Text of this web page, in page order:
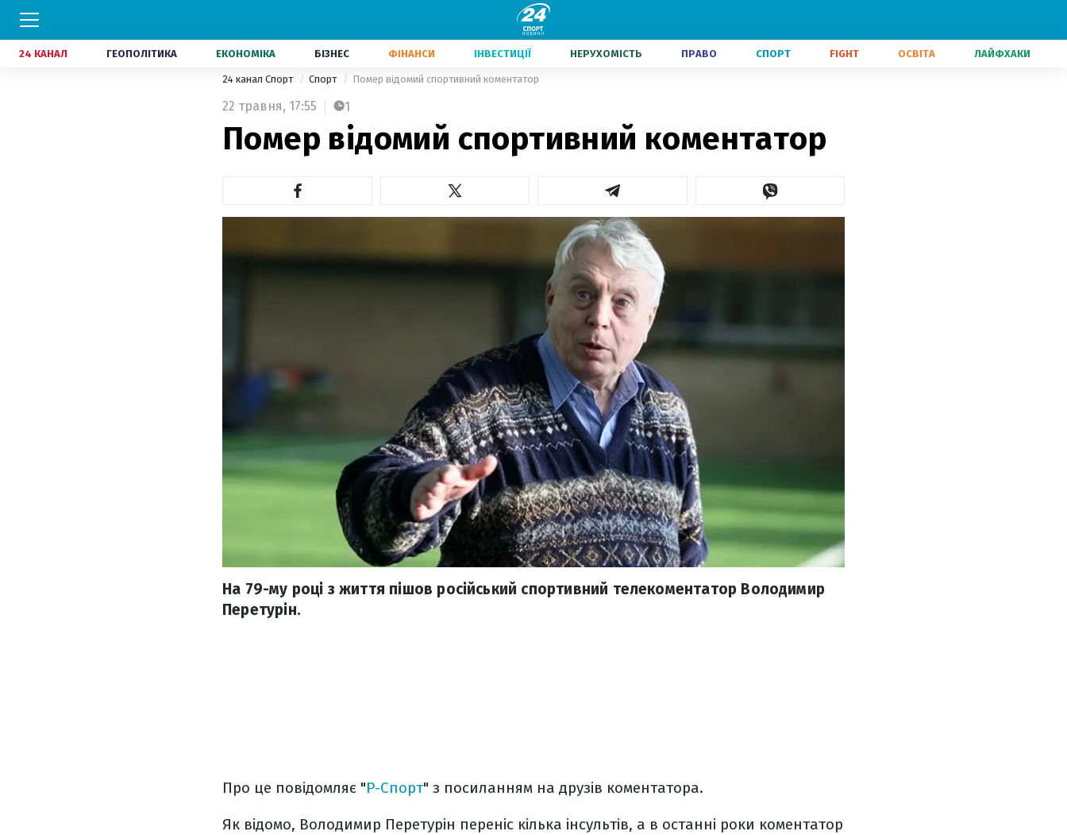
24 КАНАЛ ГЕОПОЛІТИКА ЕКОНОМІКА БІЗНЕС ФІНАНСИ ІНВЕСТИЦІЇ НЕРУХОМІСТЬ ПРАВО СПОРТ FIGHT ОСВІТА ЛАЙФХАКИ
24 канал Спорт Спорт Помер відомий спортивний коментатор
22 травня, 17:55 1
Помер відомий спортивний коментатор
На 79-му році з життя пішов російський спортивний телекоментатор Володимир
Перетурін.
Про це повідомляє "Р-Спорт" з посиланням на друзів коментатора.
Як відомо, Володимир Перетурін переніс кілька інсультів, а в останні роки коментатор